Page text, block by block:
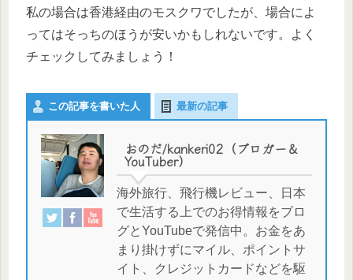
私の場合は香港経由のモスクワでしたが、場合によ
ってはそっちのほうが安いかもしれないです。よく
チェックしてみましょう！
この記事を書いた人 最新の記事
おのだ/kankeri02（ブロガー＆
YouTuber）
海外旅行、飛行機レビュー、日本
で生活する上でのお得情報をブロ
グとYouTubeで発信中。お金をあ
まり掛けずにマイル、ポイントサ
イト、クレジットカードなどを駆